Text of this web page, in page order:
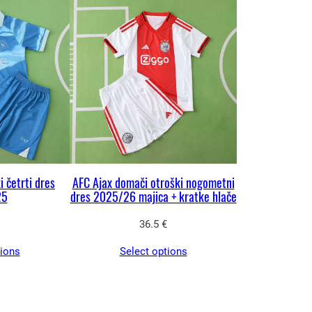
četrti dres
AFC Ajax domači otroški nogometni
dres 2025/26 majica + kratke hlače
36.5 €
Select options